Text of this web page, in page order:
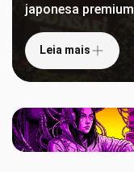
japonesa premium
Leia mais